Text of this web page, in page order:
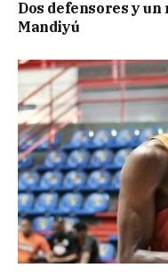
Dos defensores y
Mandiyú